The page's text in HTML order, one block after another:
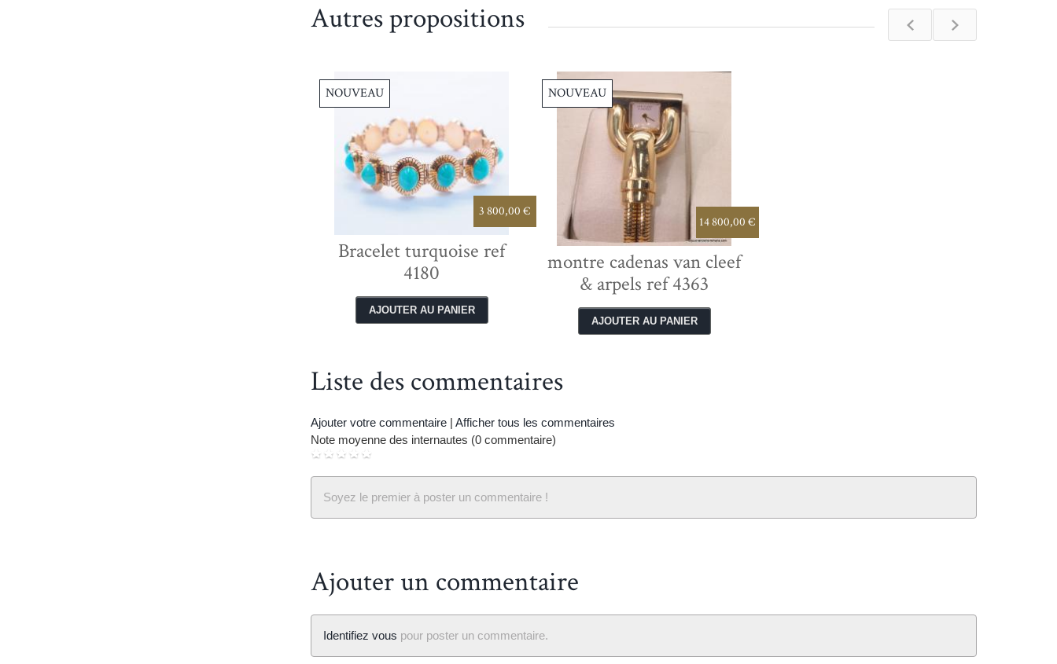
Autres propositions
3 800,00 €
NOUVEAU
Bracelet turquoise ref
4180
14 800,00 €
NOUVEAU
montre cadenas van cleef
& arpels ref 4363
Liste des commentaires
Ajouter votre commentaire| Afficher tous les commentaires
Note moyenne des internautes (0 commentaire)
Soyez le premier à poster un commentaire !
Ajouter un commentaire
Identifiez vous pour poster un commentaire.